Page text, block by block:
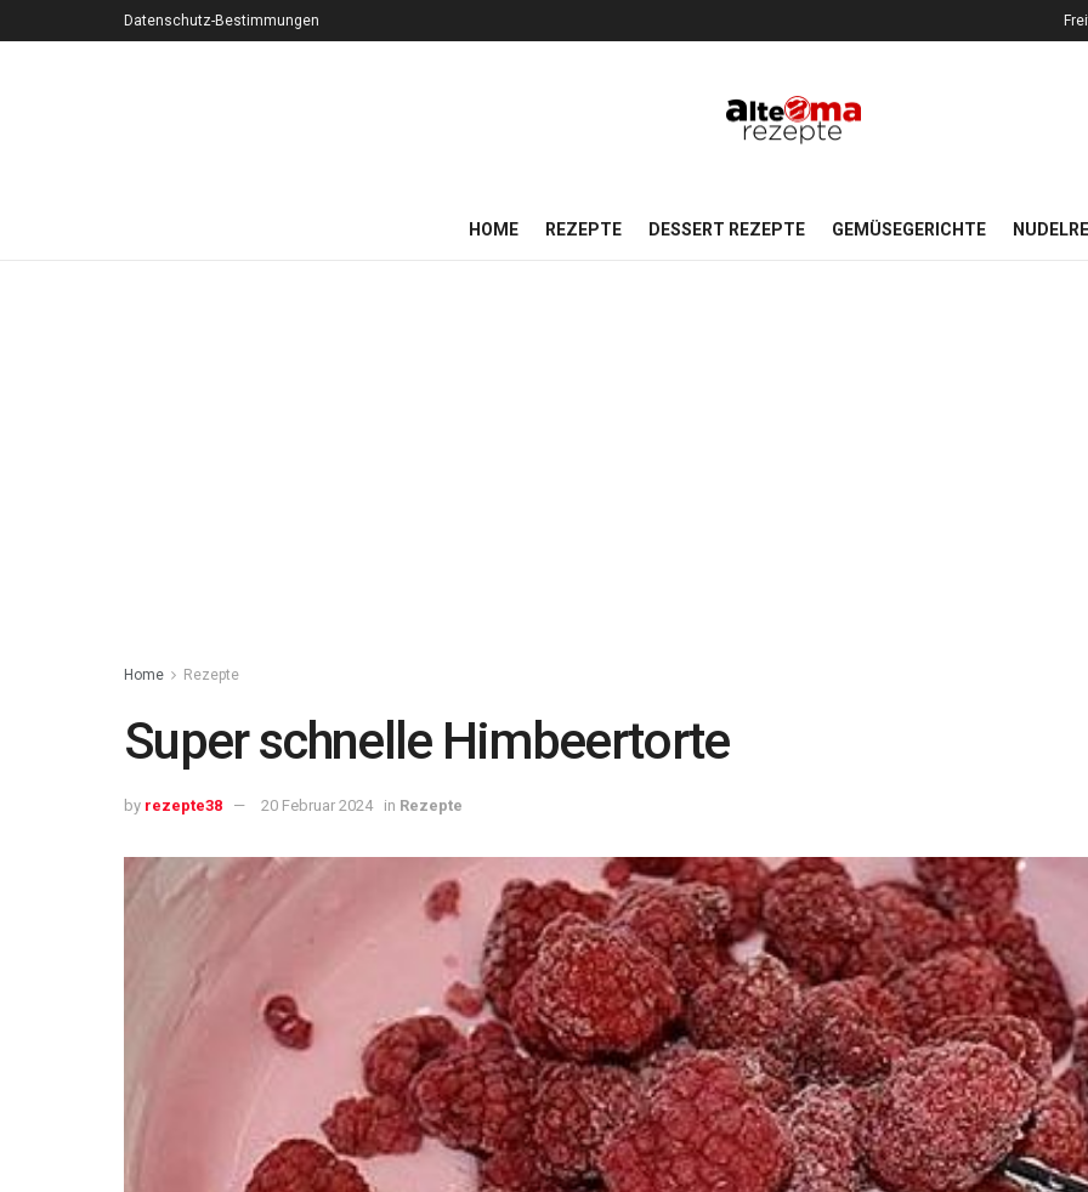
Datenschutz-Bestimmungen
HOME REZEPTE DESSERT REZEPTE GEMÜSEGERICHTE
Home Rezepte
Super schnelle Himbeertorte
by rezepte38 20 Februar 2024 in Rezepte